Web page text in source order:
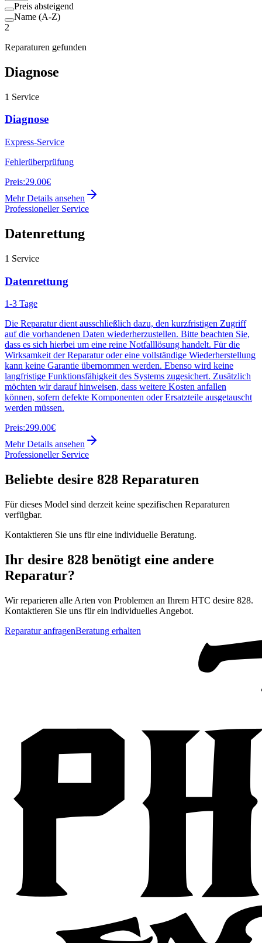
Preis absteigend
Name (A-Z)
2
Reparaturen gefunden
Diagnose
1 Service
Diagnose
Express-Service
Fehlerüberprüfung
Preis:29.00€
Mehr Details ansehen
Professioneller Service
Datenrettung
1 Service
Datenrettung
1-3 Tage
Die Reparatur dient ausschließlich dazu, den kurzfristigen Zugriff
auf die vorhandenen Daten wiederherzustellen. Bitte beachten Sie,
dass es sich hierbei um eine reine Notfalllösung handelt. Für die
Wirksamkeit der Reparatur oder eine vollständige Wiederherstellung
kann keine Garantie übernommen werden. Ebenso wird keine
langfristige Funktionsfähigkeit des Systems zugesichert. Zusätzlich
möchten wir darauf hinweisen, dass weitere Kosten anfallen
können, sofern defekte Komponenten oder Ersatzteile ausgetauscht
werden müssen.
Preis:299.00€
Mehr Details ansehen
Professioneller Service
Beliebte desire 828 Reparaturen
Für dieses Model sind derzeit keine spezifischen Reparaturen
verfügbar.
Kontaktieren Sie uns für eine individuelle Beratung.
Ihr desire 828 benötigt eine andere
Reparatur?
Wir reparieren alle Arten von Problemen an Ihrem HTC desire 828.
Kontaktieren Sie uns für ein individuelles Angebot.
Reparatur anfragenBeratung erhalten